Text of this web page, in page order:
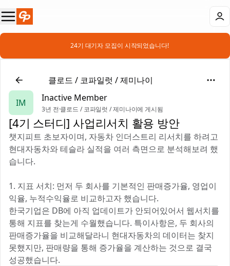
📣 24기 대기자 모집이 시작되었습니다!
🤖클로드 / 코파일럿 / 제미나이
IM
Inactive Member
3년 전·클로드 / 코파일럿 / 제미나이에 게시됨
[4기 스터디] 사업리서치 활용 방안
챗지피트 초보자이며, 자동차 인더스트리 리서치를 하려고
현대자동차와 테슬라 실적을 여러 측면으로 분석해보려 했
습니다.
1. 지표 서치: 먼저 두 회사를 기본적인 판매증가율, 영업이
익율, 누적수익율로 비교하고자 했습니다.
한국기업은 DB에 아직 업데이트가 안되어있어서 웹서치를
통해 지표를 찾는게 수월했습니다. 특이사항은, 두 회사의
판매증가율을 비교해달라니 현대자동차의 데이터는 찾지
못했지만, 판매량을 통해 증가율을 계산하는 것으로 결국
성공했습니다.